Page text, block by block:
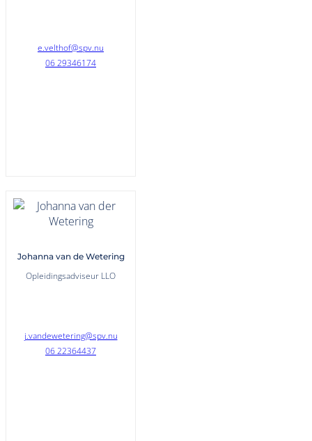
e.velthof@spv.nu
06 29346174
Johanna van de Wetering
Opleidingsadviseur LLO
j.vandewetering@spv.nu
06 22364437